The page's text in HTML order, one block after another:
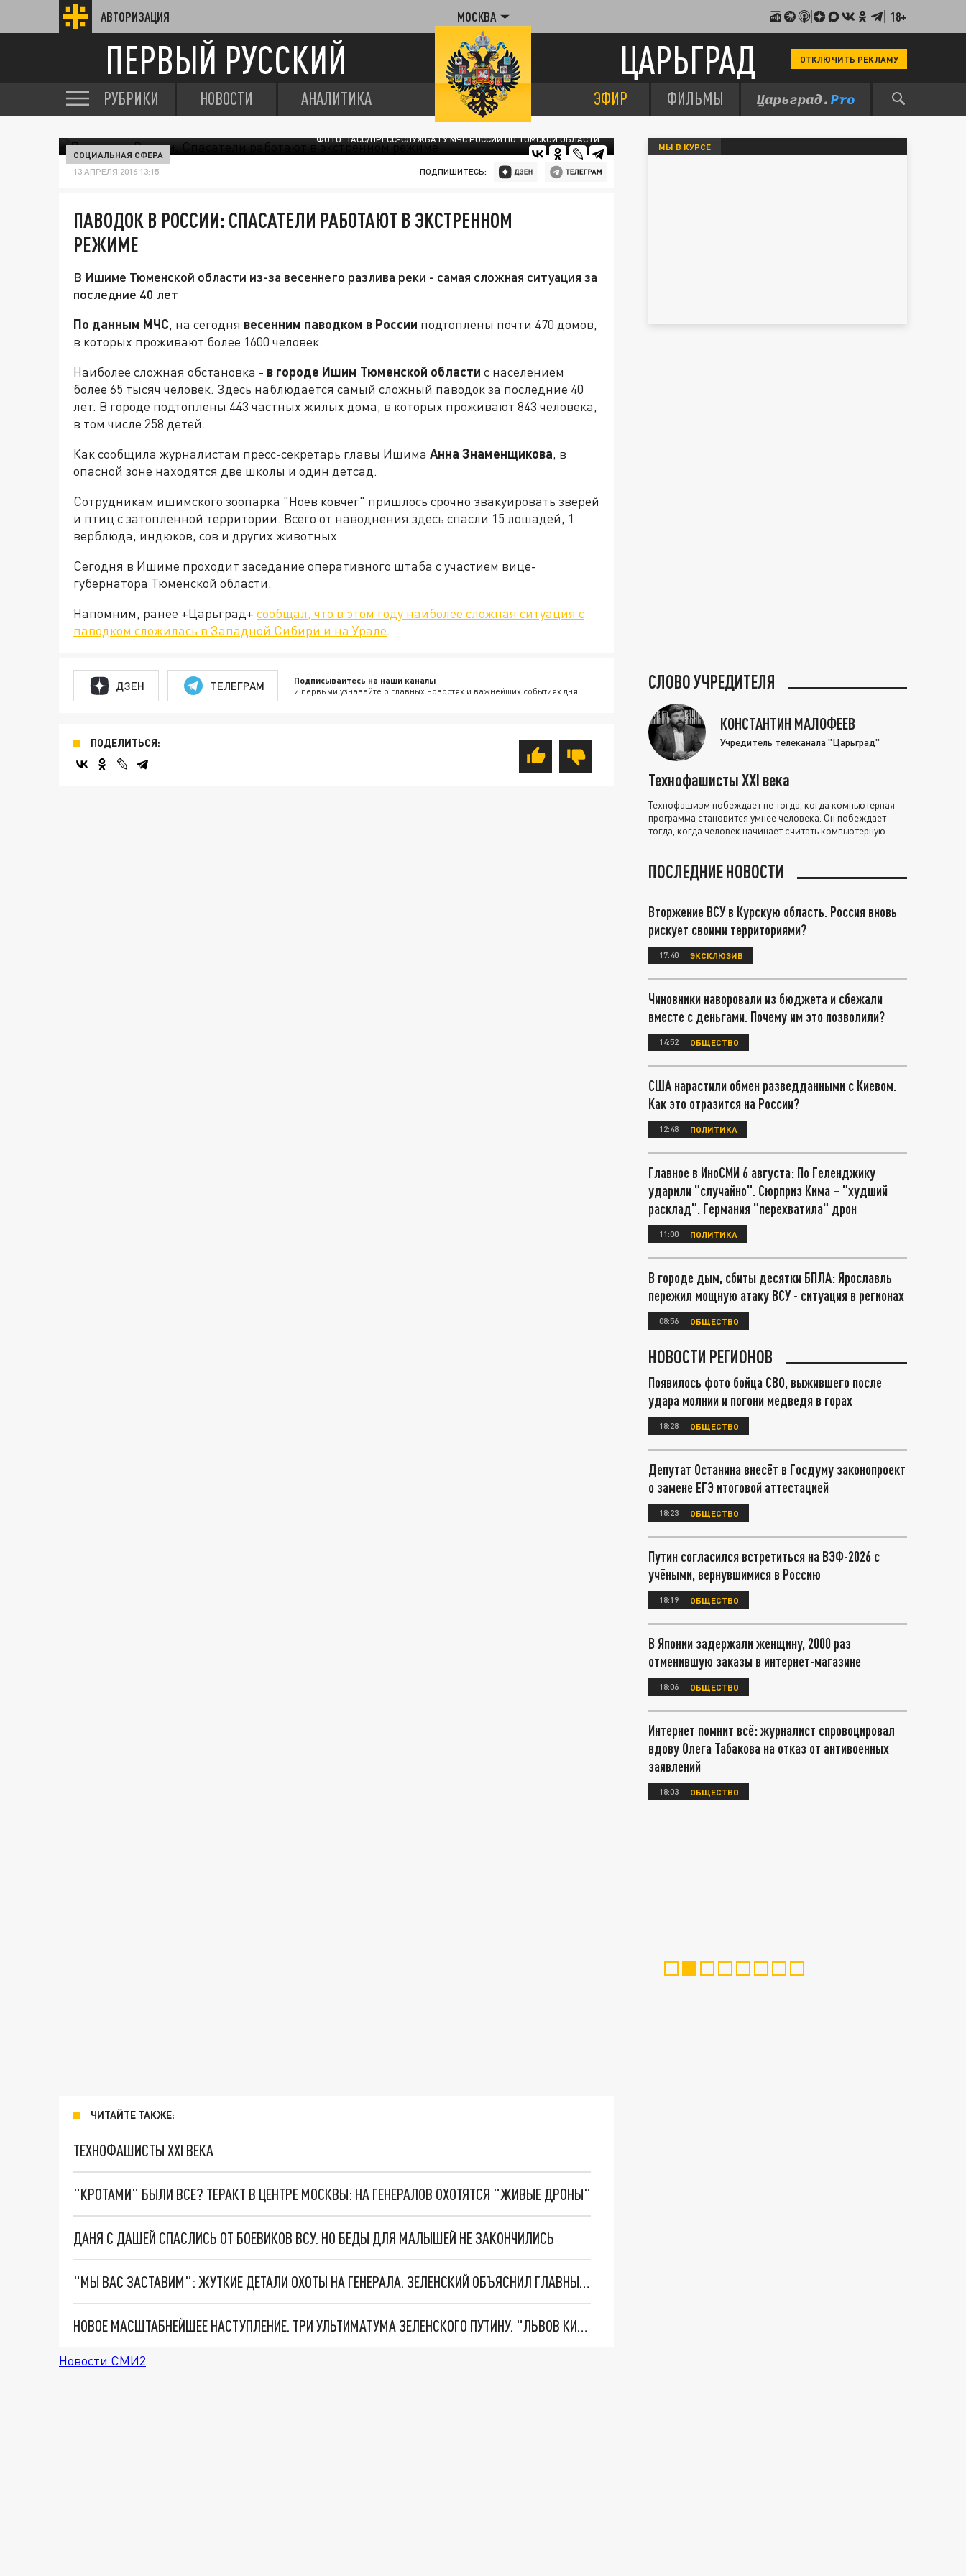
АВТОРИЗАЦИЯ МОСКВА 18+
ПЕРВЫЙ РУССКИЙ ЦАРЬГРАД ОТКЛЮЧИТЬ РЕКЛАМУ
РУБРИКИ НОВОСТИ АНАЛИТИКА ЭФИР ФИЛЬМЫ
ФОТО: ТАСС/ПРЕСС-СЛУЖБА ГУ МЧС РОССИИ ПО ТОМСКОЙ ОБЛАСТИ
СОЦИАЛЬНАЯ СФЕРА
13 АПРЕЛЯ 2016 13:15 ПОДПИШИТЕСЬ:
ПАВОДОК В РОССИИ: СПАСАТЕЛИ РАБОТАЮТ В ЭКСТРЕННОМ
РЕЖИМЕ
В Ишиме Тюменской области из-за весеннего разлива реки - самая сложная ситуация за
последние 40 лет
По данным МЧС, на сегодня весенним паводком в России подтоплены почти 470 домов,
в которых проживают более 1600 человек.
Наиболее сложная обстановка - в городе Ишим Тюменской области с населением
более 65 тысяч человек. Здесь наблюдается самый сложный паводок за последние 40
лет. В городе подтоплены 443 частных жилых дома, в которых проживают 843 человека,
в том числе 258 детей.
Как сообщила журналистам пресс-секретарь главы Ишима Анна Знаменщикова, в
опасной зоне находятся две школы и один детсад.
Сотрудникам ишимского зоопарка "Ноев ковчег" пришлось срочно эвакуировать зверей
и птиц с затопленной территории. Всего от наводнения здесь спасли 15 лошадей, 1
верблюда, индюков, сов и других животных.
Сегодня в Ишиме проходит заседание оперативного штаба с участием вице-
губернатора Тюменской области.
Напомним, ранее +Царьград+ сообщал, что в этом году наиболее сложная ситуация с
паводком сложилась в Западной Сибири и на Урале.
ДЗЕН ТЕЛЕГРАМ Подписывайтесь на наши каналы
и первыми узнавайте о главных новостях и важнейших событиях дня.
ПОДЕЛИТЬСЯ:
ЧИТАЙТЕ ТАКЖЕ:
ТЕХНОФАШИСТЫ XXI ВЕКА
"КРОТАМИ" БЫЛИ ВСЕ? ТЕРАКТ В ЦЕНТРЕ МОСКВЫ: НА ГЕНЕРАЛОВ ОХОТЯТСЯ "ЖИВЫЕ ДРОНЫ"
ДАНЯ С ДАШЕЙ СПАСЛИСЬ ОТ БОЕВИКОВ ВСУ. НО БЕДЫ ДЛЯ МАЛЫШЕЙ НЕ ЗАКОНЧИЛИСЬ
"МЫ ВАС ЗАСТАВИМ": ЖУТКИЕ ДЕТАЛИ ОХОТЫ НА ГЕНЕРАЛА. ЗЕЛЕНСКИЙ ОБЪЯСНИЛ ГЛАВНЫЙ СМЫСЛ ТЕРАКТА В ЦЕНТРЕ МОСКВЫ
НОВОЕ МАСШТАБНЕЙШЕЕ НАСТУПЛЕНИЕ. ТРИ УЛЬТИМАТУМА ЗЕЛЕНСКОГО ПУТИНУ. "ЛЬВОВ КИМА" ПОСТАВЯТ НА ПВО? ГЛОБАЛЬНЫЙ ПРОРЫВ ПОД ЗАПОРОЖЬЕМ
Новости СМИ2
МЫ В КУРСЕ
СЛОВО УЧРЕДИТЕЛЯ
КОНСТАНТИН МАЛОФЕЕВ
Учредитель телеканала "Царьград"
Технофашисты XXI века
Технофашизм побеждает не тогда, когда компьютерная
программа становится умнее человека. Он побеждает
тогда, когда человек начинает считать компьютерную
ПОСЛЕДНИЕ НОВОСТИ
Вторжение ВСУ в Курскую область. Россия вновь
рискует своими территориями?
17:40 ЭКСКЛЮЗИВ
Чиновники наворовали из бюджета и сбежали
вместе с деньгами. Почему им это позволили?
14:52 ОБЩЕСТВО
США нарастили обмен разведданными с Киевом.
Как это отразится на России?
12:48 ПОЛИТИКА
Главное в ИноСМИ 6 августа: По Геленджику
ударили "случайно". Сюрприз Кима – "худший
расклад". Германия "перехватила" дрон
11:00 ПОЛИТИКА
В городе дым, сбиты десятки БПЛА: Ярославль
пережил мощную атаку ВСУ - ситуация в регионах
08:56 ОБЩЕСТВО
НОВОСТИ РЕГИОНОВ
Появилось фото бойца СВО, выжившего после
удара молнии и погони медведя в горах
18:28 ОБЩЕСТВО
Депутат Останина внесёт в Госдуму законопроект
о замене ЕГЭ итоговой аттестацией
18:23 ОБЩЕСТВО
Путин согласился встретиться на ВЭФ-2026 с
учёными, вернувшимися в Россию
18:19 ОБЩЕСТВО
В Японии задержали женщину, 2000 раз
отменившую заказы в интернет-магазине
18:06 ОБЩЕСТВО
Интернет помнит всё: журналист спровоцировал
вдову Олега Табакова на отказ от антивоенных
заявлений
18:03 ОБЩЕСТВО